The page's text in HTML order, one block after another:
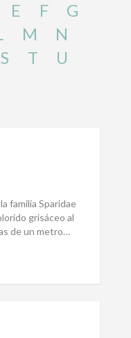
E F
G
M
N
S T
U
familia Sparidae
grisáceo al
de un metro…